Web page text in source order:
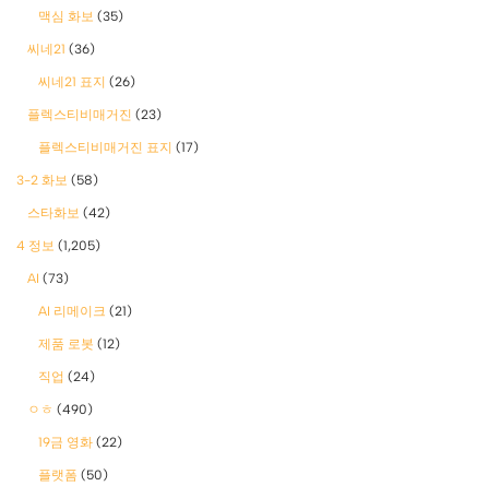
맥심 화보 (35)
씨네21 (36)
씨네21 표지 (26)
플렉스티비매거진 (23)
플렉스티비매거진 표지 (17)
3-2 화보 (58)
스타화보 (42)
4 정보 (1,205)
AI (73)
AI 리메이크 (21)
제품 로봇 (12)
직업 (24)
ㅇㅎ (490)
19금 영화 (22)
플랫폼 (50)